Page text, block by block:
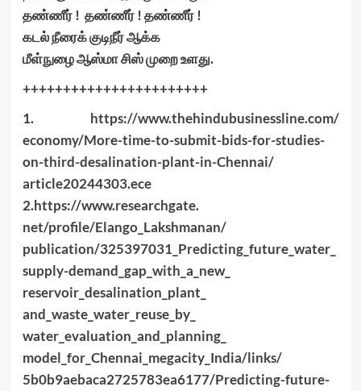
தண்ணீர் ! தண்ணீர் ! தண்ணீர் !
கடல் நீரைக் குடிநீர் ஆக்க
மீள்நுழை ஆஸ்மா சிஸ் முறை உளது.
+++++++++++++++++++++++
1. https://www.thehindubusinessline.com/
economy/More-time-to-submit-bids-for-studies-
on-third-desalination-plant-in-Chennai/
article20244303.ece
2.https://www.researchgate.
net/profile/Elango_Lakshmanan/
publication/325397031_ Predicting_future_water_
supply-demand_gap_with_a_new_
reservoir_desalination_plant_
and_waste_water_reuse_by_
water_evaluation_and_planning_
model_for_Chennai_megacity_ India/links/
5b0b9aebaca2725783ea6177/Predicting-future-